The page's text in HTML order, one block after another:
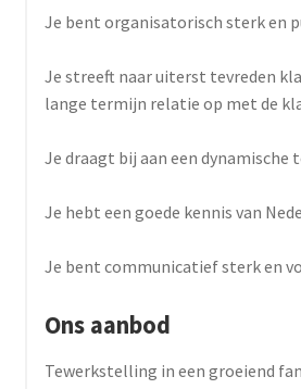
Je bent organisatorisch sterk en
Je streeft naar uiterst tevreden
lange termijn relatie op met de
Je draagt bij aan een dynamische
Je hebt een goede kennis van
Je bent communicatief sterk en
Ons aanbod
Tewerkstelling in een groeiend